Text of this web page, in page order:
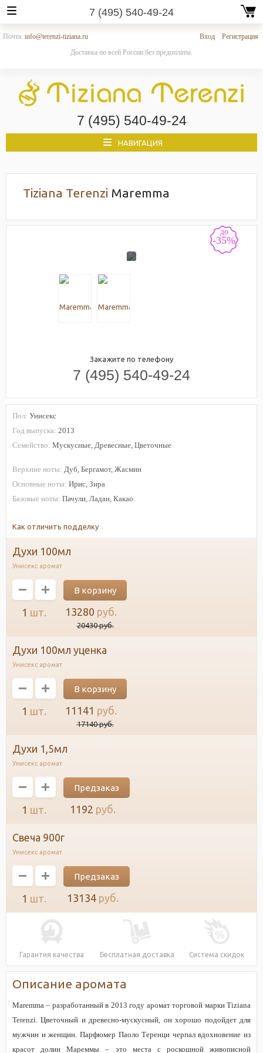
7 (495) 540-49-24
Почта: info@terenzi-tiziana.ru Вход
Регистрация
Доставка по всей России без предоплаты.
7 (495) 540-49-24
НАВИГАЦИЯ
Tiziana Terenzi Maremma
до
-35%
Закажите по телефону
7 (495) 540-49-24
Как отличить подделку
Пол: Унисекс
Год выпуска: 2013
Семейство: Мускусные, Древесные, Цветочные
Верхние ноты: Дуб, Бергамот, Жасмин
Основные ноты: Ирис, Зира
Базовые ноты: Пачули, Ладан, Какао
духи 100мл
Унисекс аромат
1 шт. 13280 руб.
20430руб.
духи 100мл уценка
Унисекс аромат
1 шт. 11141 руб.
17140руб.
духи 1,5мл
Унисекс аромат
1 шт.
Предзаказ
1192 руб.
свеча 900г
Унисекс аромат
1 шт.
Предзаказ
13134 руб.
Гарантия качества Бесплатная доставка Система скидок
Описание аромата
Maremma – разработанный в 2013 году аромат торговой марки Tiziana
Terenzi. Цветочный и древесно-мускусный, он хорошо подойдет для
мужчин и женщин. Парфюмер Паоло Теренци черпал вдохновение из
красот долин Мареммы – это места с роскошной живописной